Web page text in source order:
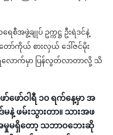
စီအဖွဲ့ချုပ် ဥက္ကဋ္ဌ ဦးရဲဒင်နဲ့
ာ်ကိုယ် စားလှယ် ဒေါ်ဇင်မိုး
လောက်မှာ ပြန်လွတ်လာတာလို့ သိ
ဖော်ဝါရီ ၁၀ ရက်နေ့မှာ အ
နဲ့ ဖမ်းသွားတာ။ သားအဖ
မှုမရှိတော့ သဘာဝဘေးဆို